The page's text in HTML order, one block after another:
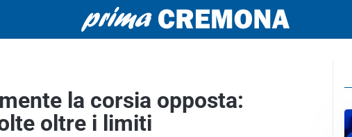
la corsia opposta:
oltre i limiti